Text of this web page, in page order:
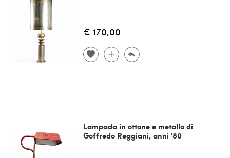
€ 170,00
Lampada in ottone e metallo di
Goffredo Reggiani, anni '80